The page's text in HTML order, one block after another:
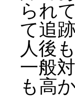
られ
て追
人後
一般
も高